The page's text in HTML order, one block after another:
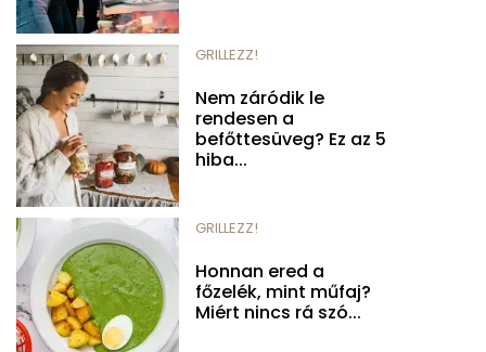
GRILLEZZ!
Nem záródik le
rendesen a
befőttesüveg? Ez az 5
hiba...
GRILLEZZ!
Honnan ered a
főzelék, mint műfaj?
Miért nincs rá szó...